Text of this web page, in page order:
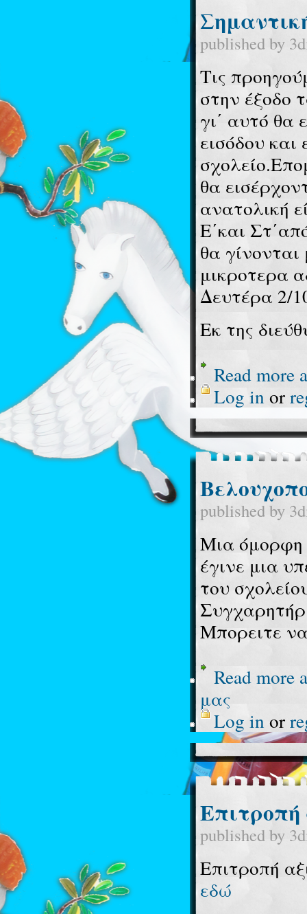
published by
Τις
στην έξοδο
γι΄ αυτό θα
εισόδου
θα
ανατολική
Ε΄και
θα
μικροτερα
Δευτέρα 2/
Εκ της
Read more
Log in or
published by
Μια όμορφη
έγινε μια
του
Μπορειτε
Read more
μας
Log in or
Επιτροπή
published by
Επιτροπή
εδώ